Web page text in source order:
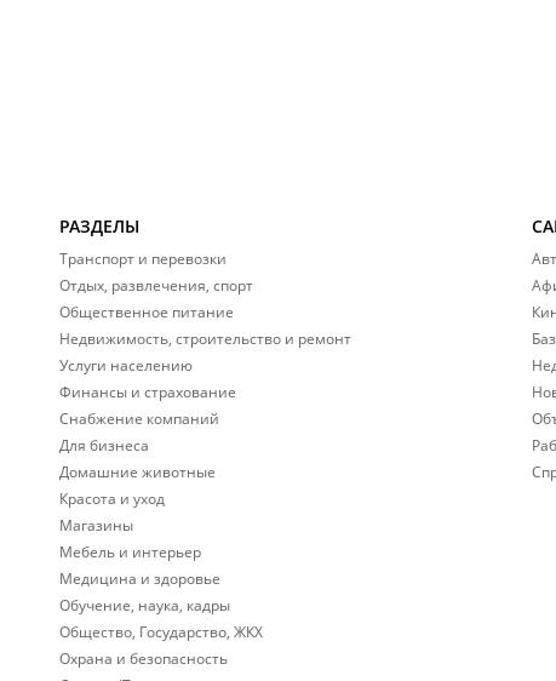
РАЗДЕЛЫ
Транспорт и перевозки
Отдых, развлечения, спорт
Общественное питание
Недвижимость, строительство и ремонт
Услуги населению
Финансы и страхование
Снабжение компаний
Для бизнеса
Домашние животные
Красота и уход
Магазины
Мебель и интерьер
Медицина и здоровье
Обучение, наука, кадры
Общество, Государство, ЖКХ
Охрана и безопасность